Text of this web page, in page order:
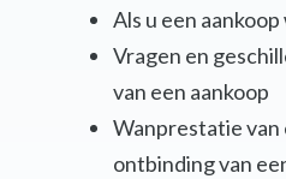
Als u een
Vragen en
van een aankoop
Wanprestatie van
ontbinding van